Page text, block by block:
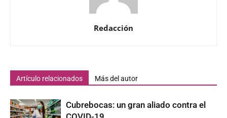
Redacción
Artículo relacionados Más del autor
Cubrebocas: un gran aliado contra el